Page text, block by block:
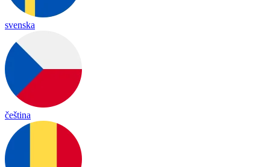
svenska
čeština